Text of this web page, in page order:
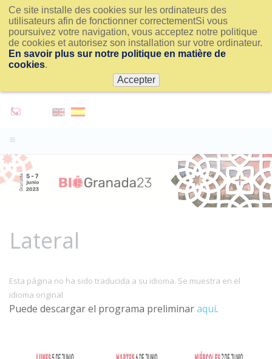
Ce site installe des cookies sur les ordinateurs des
utilisateurs afin de fonctionner correctementSi vous
poursuivez votre navigation, vous acceptez notre politique
de cookies et autorisez son installation sur votre ordinateur.
En savoir plus sur notre politique en matière de
cookies.
Accepter
Lateral
Esta página no ha sido traducida a su idioma. Se muestra en el
idioma original
Puede descargar el programa preliminaraquí.